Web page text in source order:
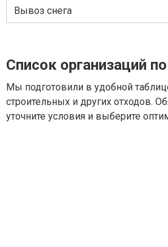
Вывоз снега
Список организаций
Мы подготовили в удобной
строительных и других отходов.
уточните условия и выберите